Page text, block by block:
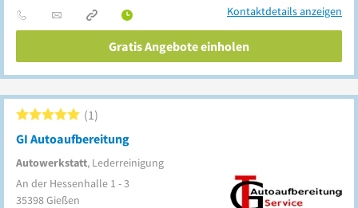
Kontaktdetails anzeigen
Gratis Angebote einholen
GI Autoaufbereitung
Autowerkstatt, Lederreinigung
1
An der Hessenhalle 1 - 3
35398Gießen